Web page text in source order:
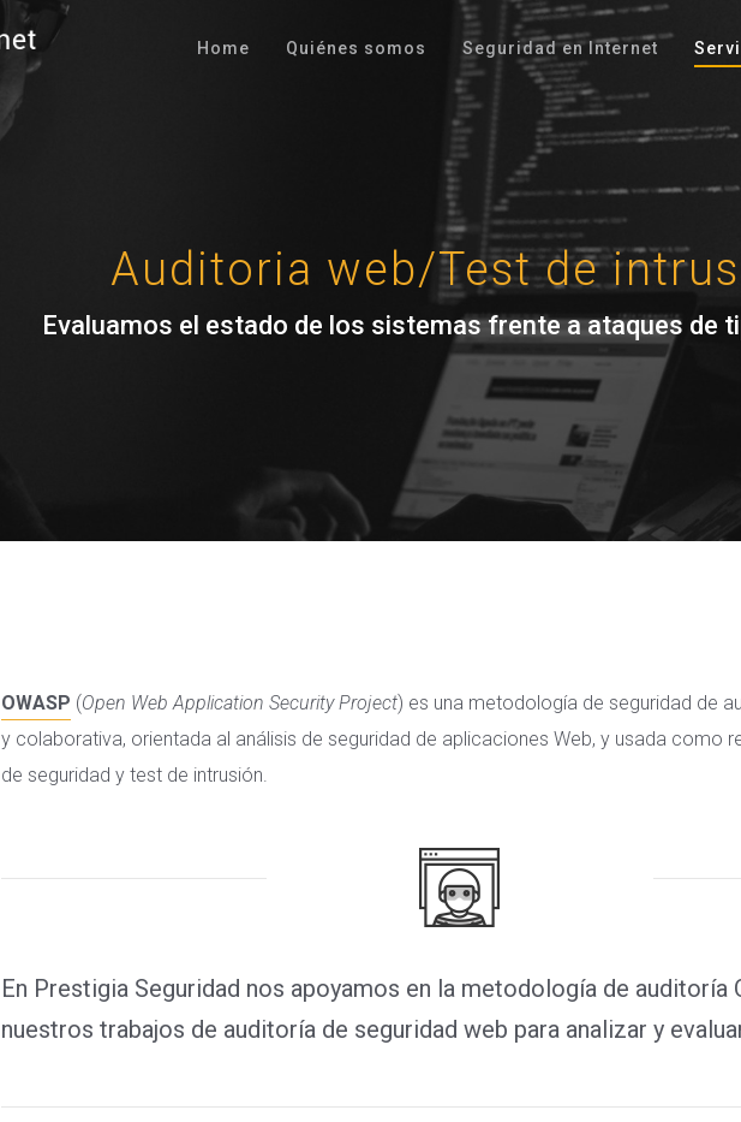
Home Quiénes somos Seguridad en Internet
Auditoria web/Test de
Evaluamos el estado de los sistemas frente a ataques de
OWASP (Open Web Application Security Project) es una metodología de seguridad de
y colaborativa, orientada al análisis de seguridad de aplicaciones Web, y usada como
de seguridad y test de intrusión.
En Prestigia Seguridad nos apoyamos en la metodología de auditoría
nuestros trabajos de auditoría de seguridad web para analizar y